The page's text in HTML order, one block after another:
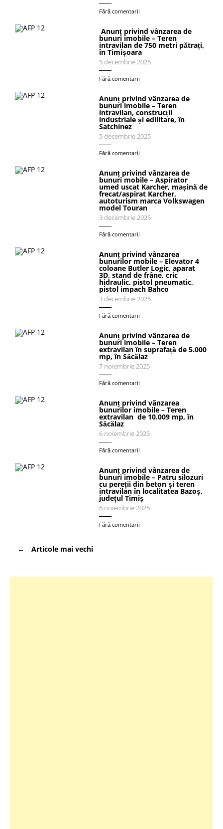
Fără comentarii
Anunț privind vânzarea de
bunuri imobile – Teren
intravilan de 750 metri pătrați,
în Timișoara
5 decembrie 2025
Fără comentarii
Anunț privind vânzarea de
bunuri imobile – Teren
intravilan, construcții
industriale și edilitare, în
Satchinez
5 decembrie 2025
Fără comentarii
Anunț privind vânzarea de
bunuri mobile – Aspirator
umed uscat Karcher, mașină de
frecat/aspirat Karcher,
autoturism marca Volkswagen
model Touran
3 decembrie 2025
Fără comentarii
Anunț privind vânzarea
bunurilor mobile – Elevator 4
coloane Butler Logic, aparat
3D, stand de frâne, cric
hidraulic, pistol pneumatic,
pistol impach Bahco
3 decembrie 2025
Fără comentarii
Anunț privind vânzarea de
bunuri imobile – Teren
extravilan în suprafață de 5.000
mp, în Săcălaz
7 noiembrie 2025
Fără comentarii
Anunț privind vânzarea
bunurilor imobile – Teren
extravilan de 10.009 mp, în
Săcălaz
6 noiembrie 2025
Fără comentarii
Anunț privind vânzarea de
bunuri imobile – Patru silozuri
cu pereții din beton și teren
intravilan în localitatea Bazoș,
județul Timiș
6 noiembrie 2025
Fără comentarii
Navigare
în Articole mai vechi